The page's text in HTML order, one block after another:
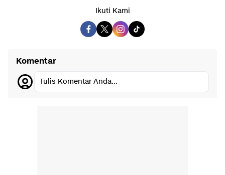
Ikuti Kami
Komentar
Tulis Komentar Anda...